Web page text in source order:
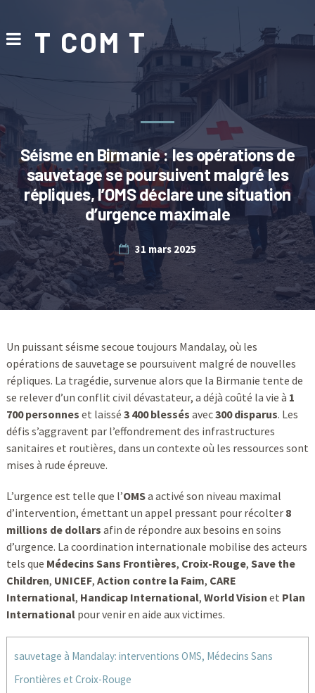
T COM T
Séisme en Birmanie : les opérations de
sauvetage se poursuivent malgré les
répliques, l’OMS déclare une situation
d’urgence maximale
31 mars 2025
Un puissant séisme secoue toujours Mandalay, où les
opérations de sauvetage se poursuivent malgré de nouvelles
répliques. La tragédie, survenue alors que la Birmanie tente de
se relever d’un conflit civil dévastateur, a déjà coûté la vie à 1
700 personnes et laissé 3 400 blessés avec300 disparus. Les
défis s’aggravent par l’effondrement des infrastructures
sanitaires et routières, dans un contexte où les ressources sont
mises à rude épreuve.
L’urgence est telle que l’OMSa activé son niveau maximal
d’intervention, émettant un appel pressant pour récolter 8
millions de dollars afin de répondre aux besoins en soins
d’urgence. La coordination internationale mobilise des acteurs
tels que Médecins Sans Frontières, Croix-Rouge, Save the
Children, UNICEF, Action contre la Faim, CARE
International, Handicap International, World Vision et Plan
Internationalpour venir en aide aux victimes.
sauvetage à Mandalay: interventions OMS, Médecins Sans
Frontières et Croix-Rouge